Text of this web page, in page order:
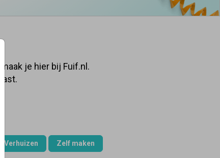
je hier bij Fuif.nl.
Verhuizen Zelf maken